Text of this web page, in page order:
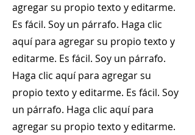
agregar su propio texto y editarme.
Es fácil. Soy un párrafo. Haga clic
aquí para agregar su propio texto y
editarme. Es fácil. Soy un párrafo.
Haga clic aquí para agregar su
propio texto y editarme. Es fácil. Soy
un párrafo. Haga clic aquí para
agregar su propio texto y editarme.